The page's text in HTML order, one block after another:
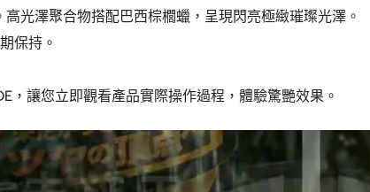
光澤聚合物搭配巴西棕櫚蠟，呈現閃亮極緻璀璨光澤。
保持。
，讓您立即觀看產品實際操作過程，體驗驚艷效果。